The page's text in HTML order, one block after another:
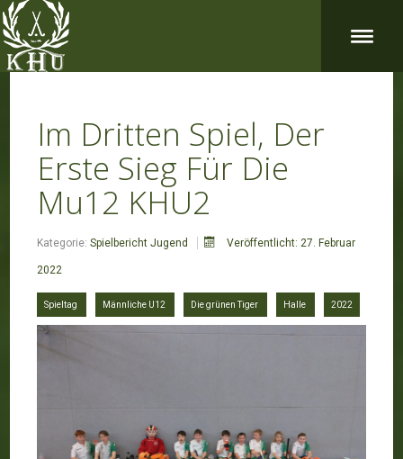
Im Dritten Spiel, Der
Erste Sieg Für Die
Mu12 KHU2
Kategorie:Spielbericht Jugend Veröffentlicht: 27. Februar
2022
Spieltag Männliche U12 Die grünen Tiger Halle 2022